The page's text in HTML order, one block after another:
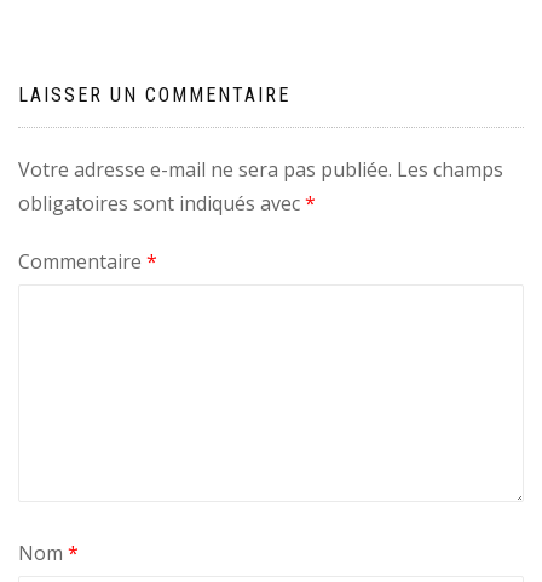
LAISSER UN COMMENTAIRE
Votre adresse e-mail ne sera pas publiée. Les champs
obligatoires sont indiqués avec*
Commentaire *
Nom *